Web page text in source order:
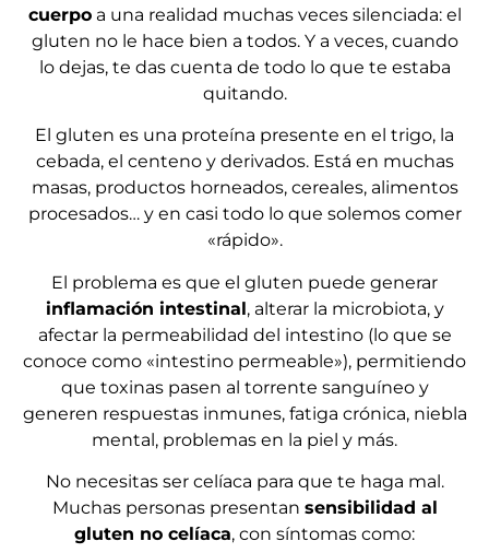
cuerpoa una realidad muchas veces silenciada: el
gluten no le hace bien a todos. Y a veces, cuando
lo dejas, te das cuenta de todo lo que te estaba
quitando.
El gluten es una proteína presente en el trigo, la
cebada, el centeno y derivados. Está en muchas
masas, productos horneados, cereales, alimentos
procesados… y en casi todo lo que solemos comer
«rápido».
El problema es que el gluten puede generar
inflamación intestinal, alterar la microbiota, y
afectar la permeabilidad del intestino (lo que se
conoce como «intestino permeable»), permitiendo
que toxinas pasen al torrente sanguíneo y
generen respuestas inmunes, fatiga crónica, niebla
mental, problemas en la piel y más.
No necesitas ser celíaca para que te haga mal.
Muchas personas presentan sensibilidad al
gluten no celíaca, con síntomas como: